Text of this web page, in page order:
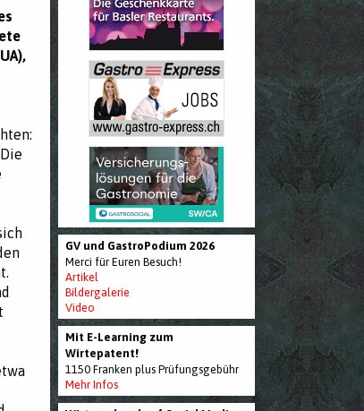
GV und GastroPodium 2026
Merci für Euren Besuch!
Artikel
Bildergalerie
Video
Mit E-Learning zum
Wirtepatent!
1150 Franken plus Prüfungsgebühr
Mehr Infos